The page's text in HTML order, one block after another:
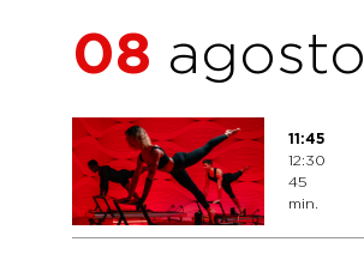
08 agosto
11:45
12:30
45
min.